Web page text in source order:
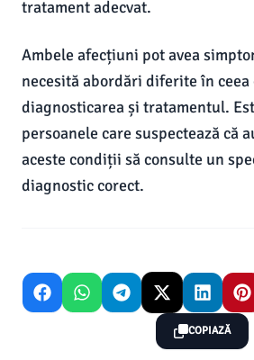
tratament adecvat.
Ambele afecțiuni pot avea
necesită abordări diferite în ceea
diagnosticarea și tratamentul.
persoanele care suspectează că
aceste condiții să consulte un
diagnostic corect.
COPIAZĂ